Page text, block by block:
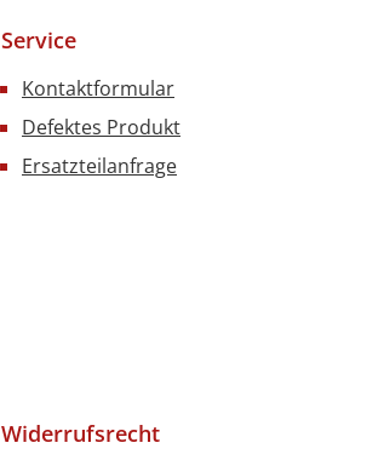
Service
Kontaktformular
Defektes Produkt
Ersatzteilanfrage
Widerrufsrecht